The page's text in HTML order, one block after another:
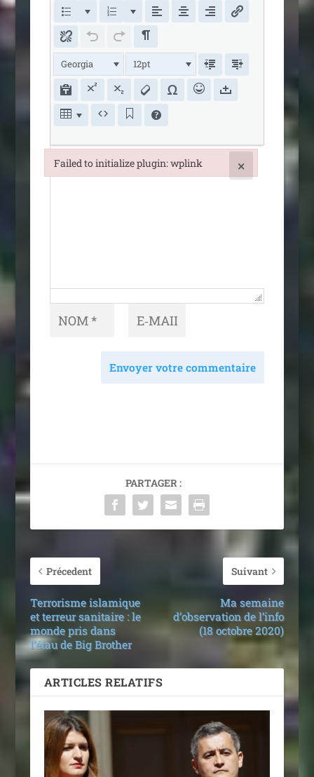
Georgia 12pt
Envoyer votre commentaire
PARTAGER :
Précedent
Terrorisme islamique
et terreur sanitaire : le
monde pris dans
l’étau de Big Brother
Suivant
Ma semaine
d’observation de l’info
(18 octobre 2020)
ARTICLES RELATIFS
Failed to initialize plugin: wplink ×
Failed to initialize plugin: wplink